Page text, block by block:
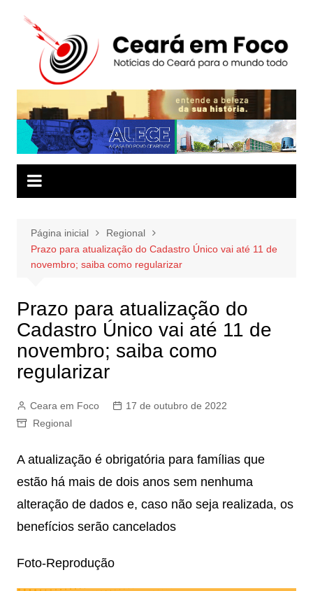
conteúdo
Página inicial
Regional
Prazo para atualização do Cadastro Único vai até 11 de
novembro; saiba como regularizar
Prazo para atualização do
Cadastro Único vai até 11 de
novembro; saiba como
regularizar
Ceara em Foco
17 de outubro de 2022
Regional
A atualização é obrigatória para famílias que
estão há mais de dois anos sem nenhuma
alteração de dados e, caso não seja realizada, os
benefícios serão cancelados
Foto-Reprodução